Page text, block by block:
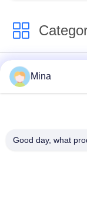
Perle di ceramica
sabbiatura
Mina
Good day, what